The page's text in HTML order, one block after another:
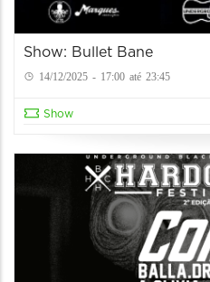
Show: Bullet Bane
14/12/2025 - 17:00 até 23:45
Show